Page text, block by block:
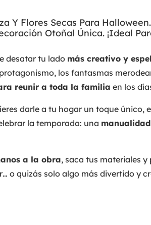
Y Flores Secas Para
Otoñal Única. ¡Ideal
desatar tu lado más creativo y
los fantasmas
reunir a toda la familia en los
darle a tu hogar un toque único,
la temporada: una
a la obra, saca tus materiales
o quizás solo algo más divertido y